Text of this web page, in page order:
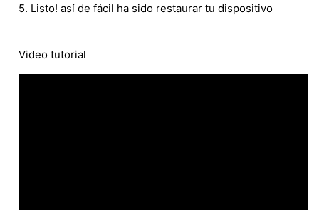
5. Listo! así de fácil ha sido restaurar tu dispositivo
Video tutorial